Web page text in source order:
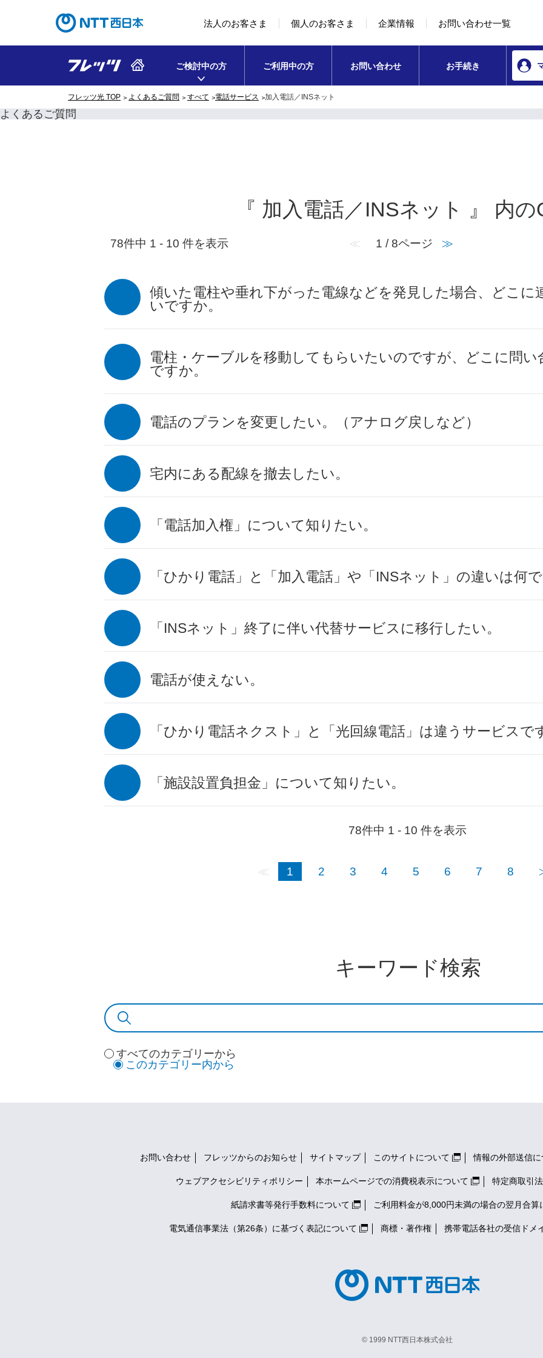
コンテンツのリンクナビゲーションへ移動
法人のお客さま 個人のお客さま 企業情報 お問い合わせ一覧
ご検討中の方 ご利用中の方 お問い合わせ お手続き
フレッツ光 TOP よくあるご質問 すべて 電話サービス 加入電話／INSネット
よくあるご質問
『 加入電話／INSネット 』 内の
78件中 1 - 10 件を表示 ≪ 1 / 8ページ ≫
傾いた電柱や垂れ下がった電線などを発見した場合、どこに
いですか。
電柱・ケーブルを移動してもらいたいのですが、どこに問
ですか。
電話のプランを変更したい。（アナログ戻しなど）
宅内にある配線を撤去したい。
「電話加入権」について知りたい。
「ひかり電話」と「加入電話」や「INSネット」の違いは何
「INSネット」終了に伴い代替サービスに移行したい。
電話が使えない。
「ひかり電話ネクスト」と「光回線電話」は違うサービスで
「施設設置負担金」について知りたい。
78件中 1 - 10 件を表示
≪ 1 2 3 4 5 6 7 8
キーワード検索
すべてのカテゴリーから
このカテゴリー内から
お問い合わせ フレッツからのお知らせ サイトマップ このサイトについて 情報の外部送信に
ウェブアクセシビリティポリシー 本ホームページでの消費税表示について 特定商取引
紙請求書等発行手数料について ご利用料金が8,000円未満の場合の翌月合算
電気通信事業法（第26条）に基づく表記について 商標・著作権 携帯電話各社の受信ドメ
© 1999 NTT西日本株式会社